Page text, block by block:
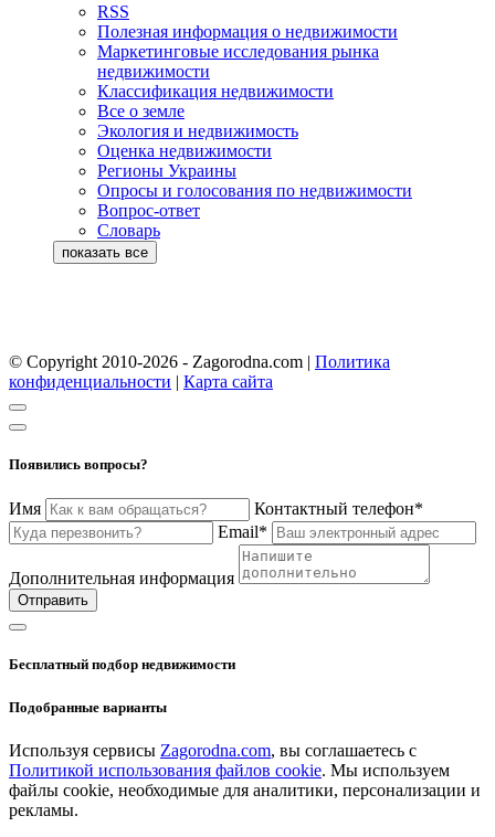
RSS
Полезная информация о недвижимости
Маркетинговые исследования рынка
недвижимости
Классификация недвижимости
Все о земле
Экология и недвижимость
Оценка недвижимости
Регионы Украины
Опросы и голосования по недвижимости
Вопрос-ответ
Словарь
© Copyright 2010-2026 - Zagorodna.com | Политика
конфиденциальности | Карта сайта
Появились вопросы?
Имя
Контактный телефон*
Email*
Дополнительная информация
Отправить
Бесплатный подбор недвижимости
Подобранные варианты
Используя сервисы Zagorodna.com, вы соглашаетесь с
Политикой использования файлов cookie. Мы используем
файлы cookie, необходимые для аналитики, персонализации и
рекламы.